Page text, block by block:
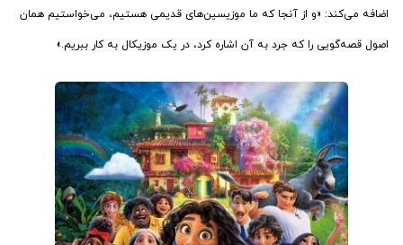
اضافه می‌کند: «و از آنجا که ما موزیسین‌های قدیمی هستیم، می‌خواستیم همان
اصول قصه‌گویی را که جرد به‌ آن اشاره کرد، در یک موزیکال به کار ببریم.»